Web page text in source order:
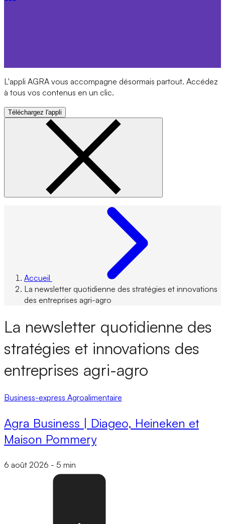
L'appli AGRA vous accompagne désormais partout. Accédez
à tous vos contenus en un clic.
Téléchargez l'appli
Accueil
La newsletter quotidienne des stratégies et innovations
des entreprises agri-agro
La newsletter quotidienne des
stratégies et innovations des
entreprises agri-agro
Business-express Agroalimentaire
Agra Business | Diageo, Heineken et
Maison Pommery
6 août 2026 - 5 min